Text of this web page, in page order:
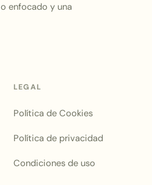
enfocado y una
LEGAL
Política de Cookies
Política de privacidad
Condiciones de uso